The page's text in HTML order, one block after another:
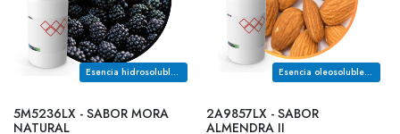
Esencia hidrosoluble con notas a mora
5M5236LX - SABOR MORA
NATURAL
Esencia oleosoluble con notas a almendra intensa y sutil perfil licoroso
2A9857LX - SABOR
ALMENDRA II